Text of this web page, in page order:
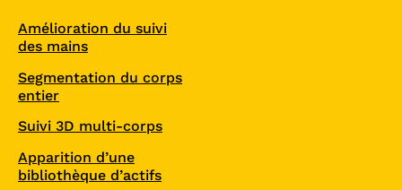
Amélioration du suivi
des mains
Segmentation du corps
entier
Suivi 3D multi-corps
Apparition d’une
bibliothèque d’actifs